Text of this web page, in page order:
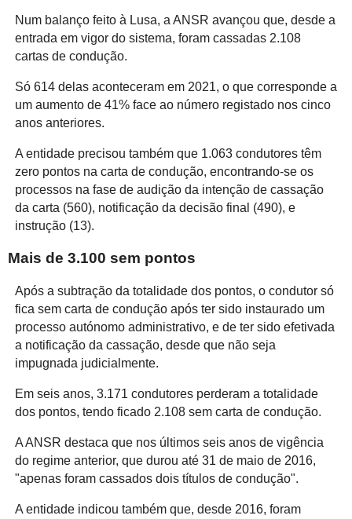
Num balanço feito à Lusa, a ANSR avançou que, desde a
entrada em vigor do sistema, foram cassadas 2.108
cartas de condução.
Só 614 delas aconteceram em 2021, o que corresponde a
um aumento de 41% face ao número registado nos cinco
anos anteriores.
A entidade precisou também que 1.063 condutores têm
zero pontos na carta de condução, encontrando-se os
processos na fase de audição da intenção de cassação
da carta (560), notificação da decisão final (490), e
instrução (13).
Mais de 3.100 sem pontos
Após a subtração da totalidade dos pontos, o condutor só
fica sem carta de condução após ter sido instaurado um
processo autónomo administrativo, e de ter sido efetivada
a notificação da cassação, desde que não seja
impugnada judicialmente.
Em seis anos, 3.171 condutores perderam a totalidade
dos pontos, tendo ficado 2.108 sem carta de condução.
A ANSR destaca que nos últimos seis anos de vigência
do regime anterior, que durou até 31 de maio de 2016,
"apenas foram cassados dois títulos de condução".
A entidade indicou também que, desde 2016, foram